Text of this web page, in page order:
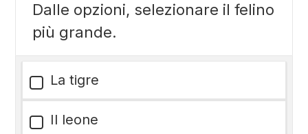
Dalle opzioni, selezionare il felino
più grande.
La tigre
Il leone